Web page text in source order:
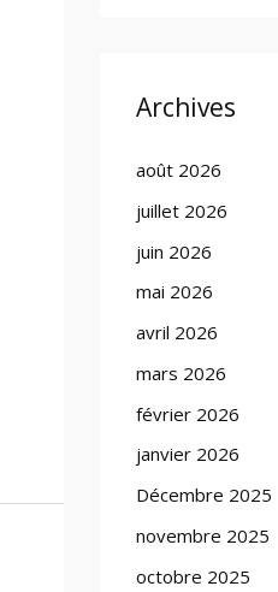
Archives
août 2026
juillet 2026
juin 2026
mai 2026
avril 2026
mars 2026
février 2026
janvier 2026
Décembre 2025
novembre 2025
octobre 2025